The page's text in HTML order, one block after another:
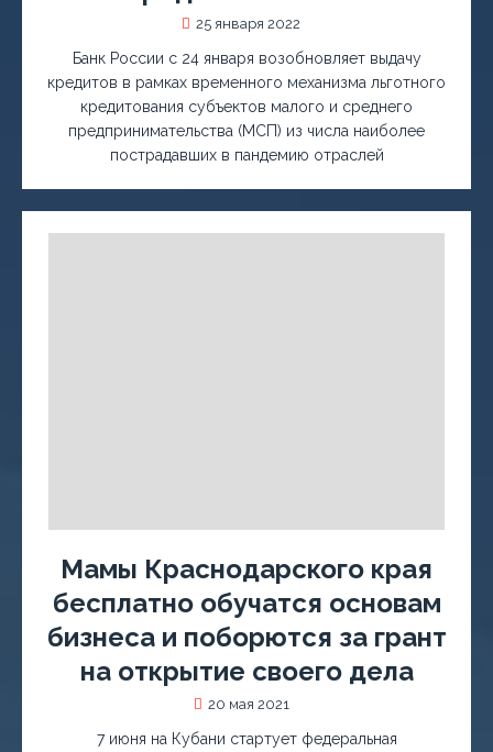
25 января 2022
Банк России с 24 января возобновляет выдачу
кредитов в рамках временного механизма льготного
кредитования субъектов малого и среднего
предпринимательства (МСП) из числа наиболее
пострадавших в пандемию отраслей
Мамы Краснодарского края
бесплатно обучатся основам
бизнеса и поборются за грант
на открытие своего дела
20 мая 2021
7 июня на Кубани стартует федеральная